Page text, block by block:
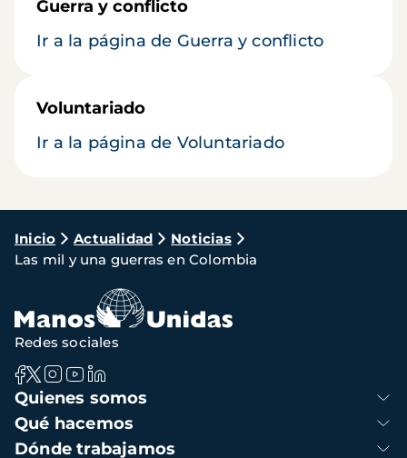
Guerra y conflicto
Ir a la página de Guerra y conflicto
Voluntariado
Ir a la página de Voluntariado
Ruta
de
navegación
Inicio Actualidad
Noticias
Las mil y una guerras en Colombia
Navegación
principal
Quienes somos
Qué hacemos
Dónde trabajamos
Redes sociales